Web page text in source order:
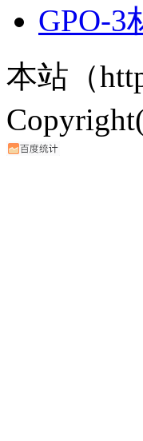
GPO-3
本站（